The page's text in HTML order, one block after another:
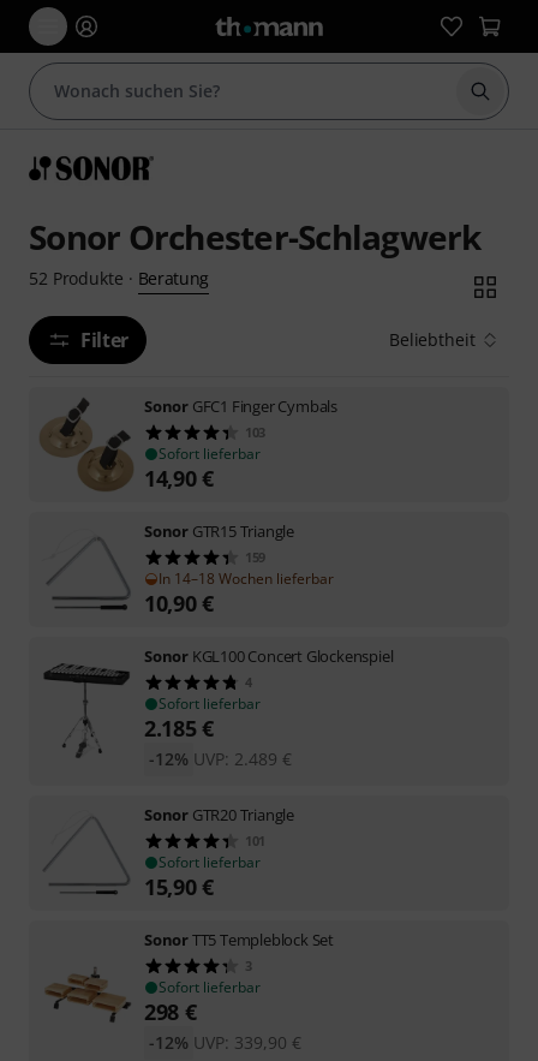
Suche
Sonor Orchester-Schlagwerk
52 Produkte · Beratung
Filter Beliebtheit
Sonor GFC1 Finger Cymbals
103
Sofort lieferbar
14,90€
Sonor GTR15 Triangle
159
In 14–18 Wochen lieferbar
10,90€
Sonor KGL100 Concert Glockenspiel
4
Sofort lieferbar
2.185€
UVP: 2.489 €
-12%
Sonor GTR20 Triangle
101
Sofort lieferbar
15,90€
SonorTT5 Templeblock Set
3
Sofort lieferbar
298 €
UVP: 339,90 €
-12%